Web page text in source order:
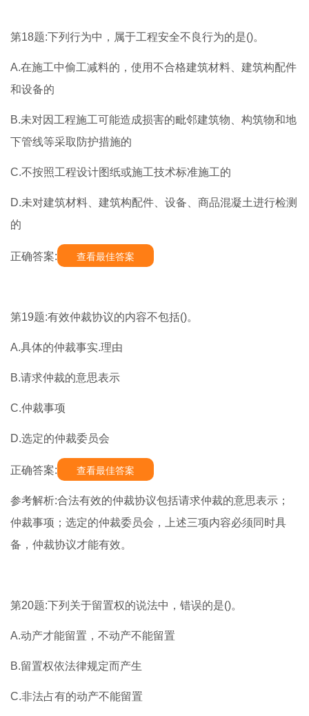
第18题:下列行为中，属于工程安全不良行为的是()。
A.在施工中偷工减料的，使用不合格建筑材料、建筑构配件
和设备的
B.未对因工程施工可能造成损害的毗邻建筑物、构筑物和地
下管线等采取防护措施的
C.不按照工程设计图纸或施工技术标准施工的
D.未对建筑材料、建筑构配件、设备、商品混凝土进行检测
的
正确答案: 查看最佳答案
第19题:有效仲裁协议的内容不包括()。
A.具体的仲裁事实.理由
B.请求仲裁的意思表示
C.仲裁事项
D.选定的仲裁委员会
正确答案: 查看最佳答案
参考解析:合法有效的仲裁协议包括请求仲裁的意思表示；
仲裁事项；选定的仲裁委员会，上述三项内容必须同时具
备，仲裁协议才能有效。
第20题:下列关于留置权的说法中，错误的是()。
A.动产才能留置，不动产不能留置
B.留置权依法律规定而产生
C.非法占有的动产不能留置